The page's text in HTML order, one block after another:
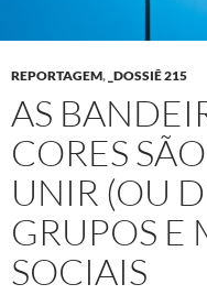
REPORTAGEM, _DOSSIÊ 215
AS
CORES
UNIR (OU
GRUPOS E
SOCIAIS